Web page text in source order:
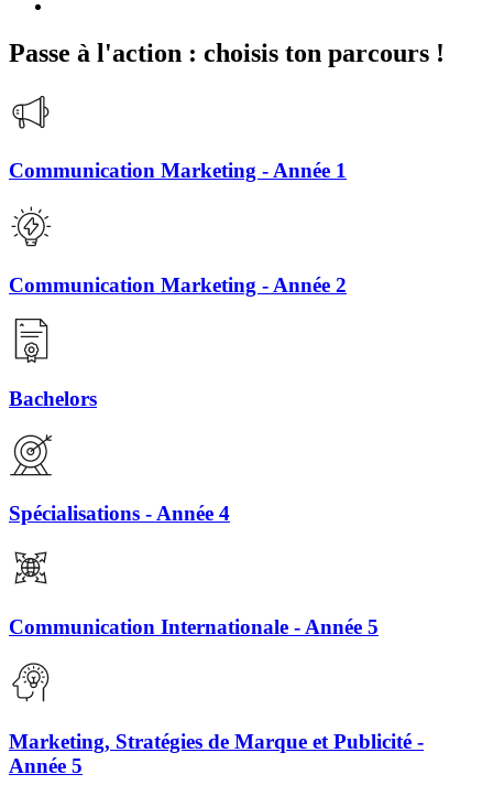
Passe à l'action : choisis ton parcours !
Communication Marketing - Année 1
Communication Marketing - Année 2
Bachelors
Spécialisations - Année 4
Communication Internationale - Année 5
Marketing, Stratégies de Marque et Publicité -
Année 5